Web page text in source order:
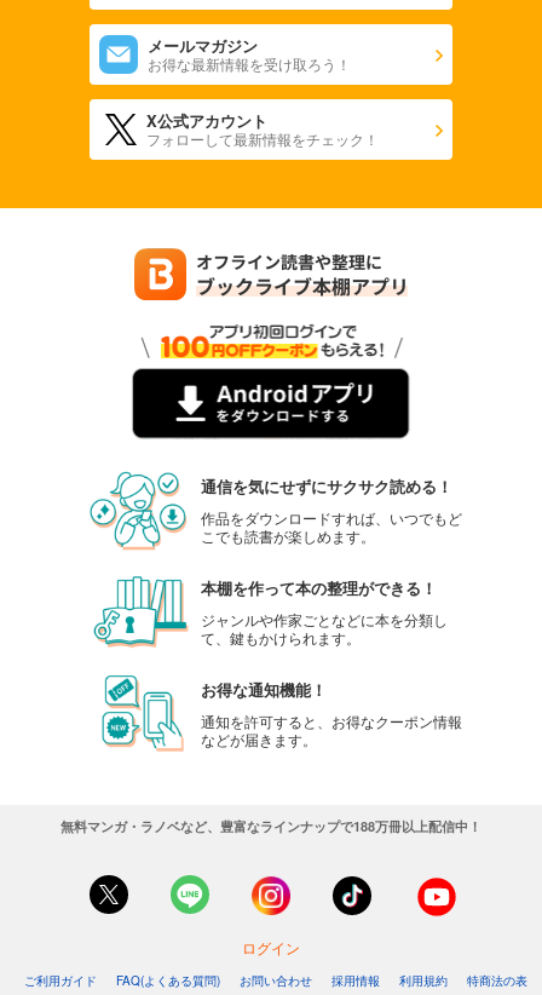
メールマガジン
お得な最新情報を受け取ろう！
X公式アカウント
フォローして最新情報をチェック！
通信を気にせずにサクサク読める！
作品をダウンロードすれば、いつでもど
こでも読書が楽しめます。
本棚を作って本の整理ができる！
ジャンルや作家ごとなどに本を分類し
て、鍵もかけられます。
お得な通知機能！
通知を許可すると、お得なクーポン情報
などが届きます。
無料マンガ・ラノベなど、豊富なラインナップで188万冊以上配信中！
ログイン
ご利用ガイド FAQ(よくある質問) お問い合わせ 採用情報 利用規約
特商法の表